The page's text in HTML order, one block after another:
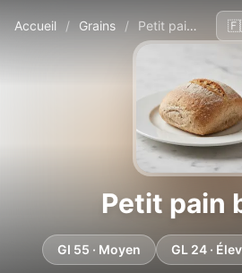
Accueil / Grains / Petit pain bruni
Petit pain
GI 55 · Moyen GL 24 ·